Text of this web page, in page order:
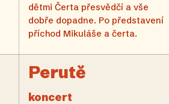
dětmi Čerta přesvědčí a vše
dobře dopadne. Po představení
příchod Mikuláše a čerta.
Perutě
koncert